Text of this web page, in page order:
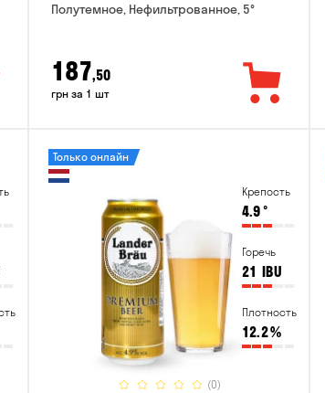
Полутемное, Нефильтрованное, 5°
187,50
грн за 1 шт
Крепость
4.9°
Горечь
21 IBU
Плотность
12.2%
(0)
Только онлайн